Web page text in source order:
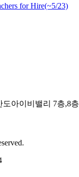
for Hire(~5/23)
아이비밸리 7층,8층